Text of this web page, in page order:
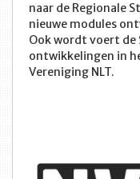
naar de Regionale
nieuwe modules
Ook wordt voert de
ontwikkelingen in
Vereniging NLT.